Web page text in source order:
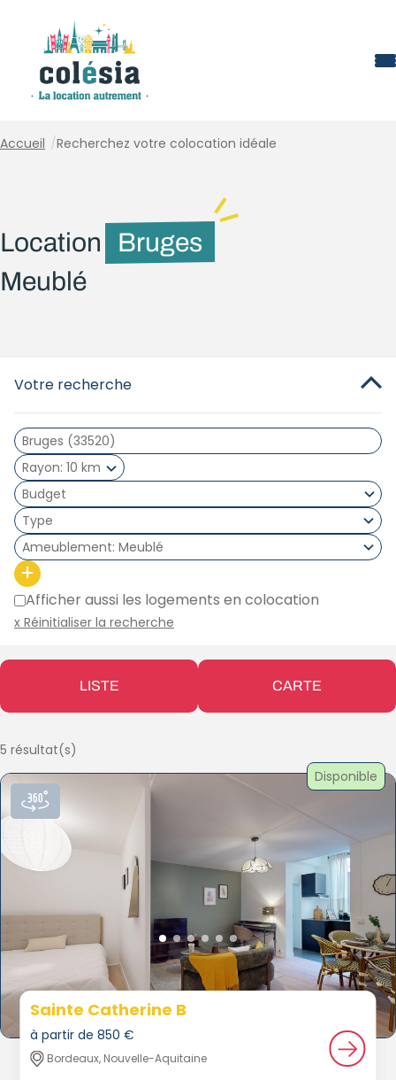
Accueil /Recherchez votre colocation idéale
Location
Bruges
Meublé
Votre recherche
Rayon 10 km
Type
Ameublement Meublé
+
Afficher aussi les logements en colocation
x Réinitialiser la recherche
LISTE CARTE
5 résultat(s)
Disponible
Sainte Catherine B
à partir de 850 €
Bordeaux, Nouvelle-Aquitaine